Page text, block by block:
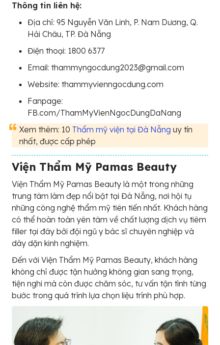
Thông tin liên hệ:
Địa chỉ: 95 Nguyễn Văn Linh, P. Nam Dương, Q.
Hải Châu, TP. Đà Nẵng
Điện thoại: 1800 6377
Email: thammyngocdung2023@gmail.com
Website: thammyvienngocdung.com
Fanpage:
FB.com/ThamMyVienNgocDungDaNang
Xem thêm: 10 Thẩm mỹ viện tại Đà Nẵng uy tín
nhất, được cấp phép
Viện Thẩm Mỹ Pamas Beauty
Viện Thẩm Mỹ Pamas Beauty là một trong những
trung tâm làm đẹp nổi bật tại Đà Nẵng, nơi hội tụ
những công nghệ thẩm mỹ tiên tiến nhất. Khách hàng
có thể hoàn toàn yên tâm về chất lượng dịch vụ tiêm
filler tại đây bởi đội ngũ y bác sĩ chuyên nghiệp và
dày dặn kinh nghiệm.
Đến với Viện Thẩm Mỹ Pamas Beauty, khách hàng
không chỉ được tận hưởng không gian sang trọng,
tiện nghi mà còn được chăm sóc, tư vấn tận tình từng
bước trong quá trình lựa chọn liệu trình phù hợp.